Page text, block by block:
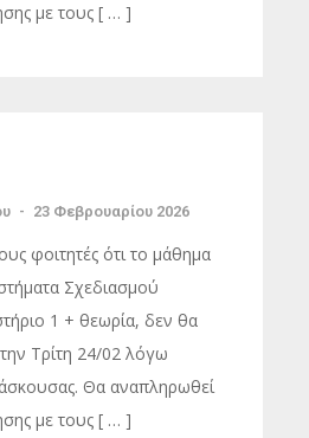
με τους [ … ]
- 23 Φεβρουαρίου 2026
φοιτητές ότι το μάθημα
Σχεδιασμού
1 + θεωρία, δεν θα
Τρίτη 24/02 λόγω
Θα αναπληρωθεί
με τους [ … ]